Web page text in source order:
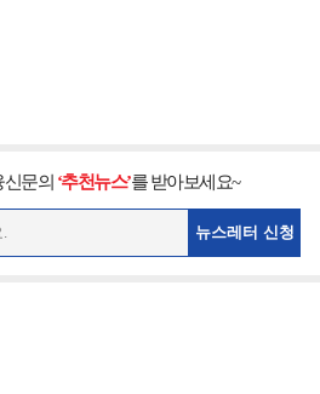
신문의 ‘추천뉴스’를 받아보세요~
뉴스레터 신청